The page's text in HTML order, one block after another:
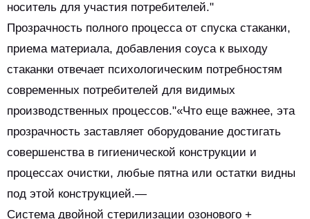
носитель для участия потребителей."
Прозрачность полного процесса от спуска стаканки,
приема материала, добавления соуса к выходу
стаканки отвечает психологическим потребностям
современных потребителей для видимых
производственных процессов."«Что еще важнее, эта
прозрачность заставляет оборудование достигать
совершенства в гигиенической конструкции и
процессах очистки, любые пятна или остатки видны
под этой конструкцией.—
Система двойной стерилизации озонового +